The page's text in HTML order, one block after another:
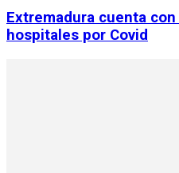
Extremadura cuenta
hospitales por Covid